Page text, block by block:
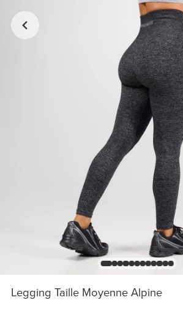
Legging Taille Moyenne Alpine